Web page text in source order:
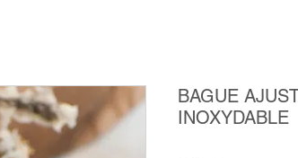
BAGUE
INOXYDABLE